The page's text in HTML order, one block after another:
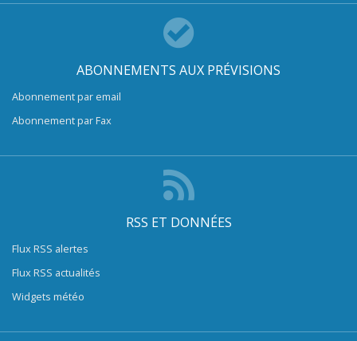
ABONNEMENTS AUX PRÉVISIONS
Abonnement par email
Abonnement par Fax
RSS ET DONNÉES
Flux RSS alertes
Flux RSS actualités
Widgets météo